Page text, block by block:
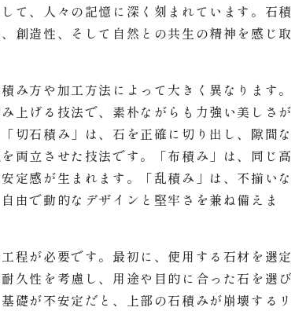
て、人々の記憶に深く刻まれています。石積
創造性、そして自然との共生の精神を感じ取
み方や加工方法によって大きく異なります。
上げる技法で、素朴ながらも力強い美しさが
切石積み」は、石を正確に切り出し、隙間な
両立させた技法です。「布積み」は、同じ高
定感が生まれます。「乱積み」は、不揃いな
由で動的なデザインと堅牢さを兼ね備えま
程が必要です。最初に、使用する石材を選定
久性を考慮し、用途や目的に合った石を選び
礎が不安定だと、上部の石積みが崩壊するリ